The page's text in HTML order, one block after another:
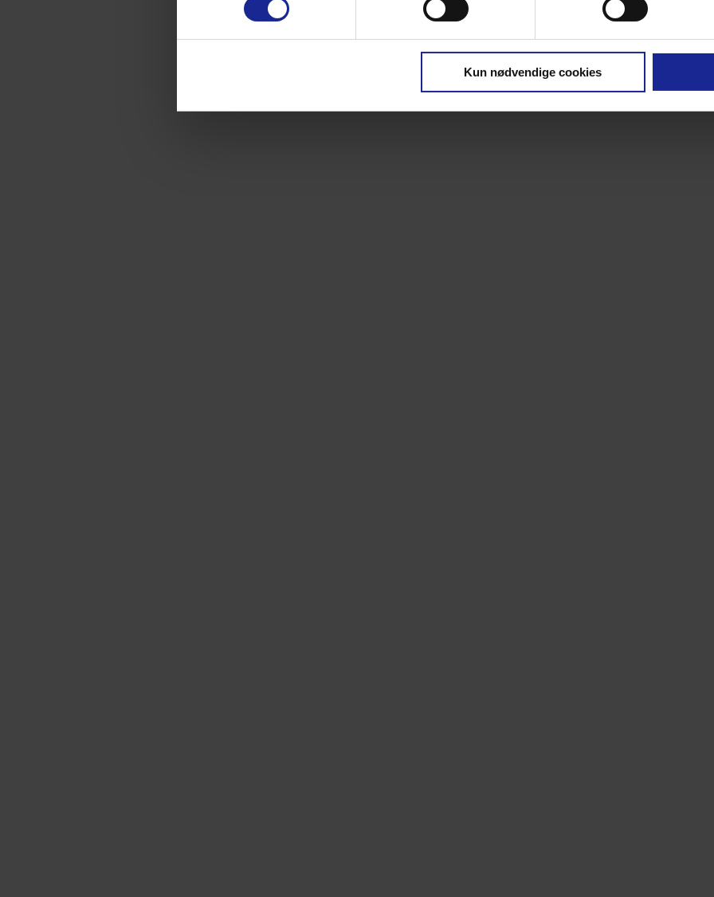
Kun nødvendige cookies